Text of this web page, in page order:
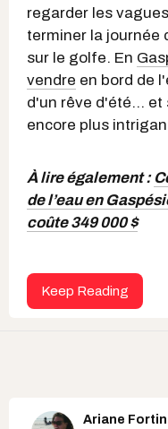
regarder les
terminer la journée
sur le golfe. En
vendre en bord de
d'un rêve d'été... et
encore plus
À lire également :
de l’eau en
coûte 349 000 $
Keep Reading
Ariane Fortin